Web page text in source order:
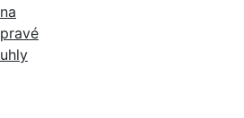
na
pravé
uhly